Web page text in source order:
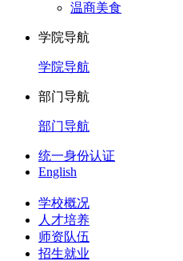
温商美食
学院导航
学院导航
部门导航
部门导航
统一身份认证
English
学校概况
人才培养
师资队伍
招生就业